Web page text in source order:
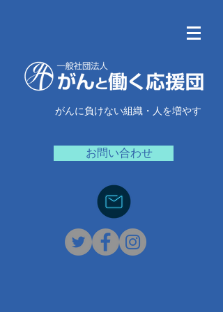
がんに負けない組織・人を増やす
お問い合わせ